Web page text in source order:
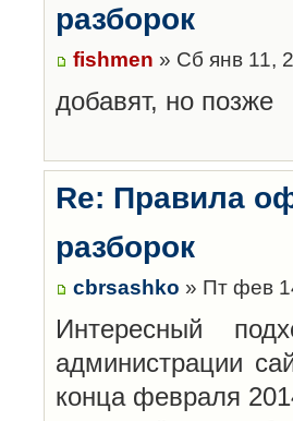
разборок
fishmen » Сб янв 11,
добавят, но позже
Re: Правила
разборок
cbrsashko » Пт фев
Интересный
администрации
конца февраля